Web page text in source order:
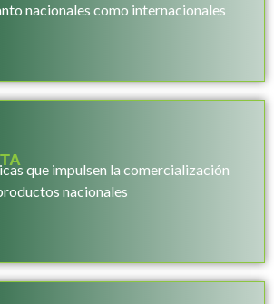
nacionales como internacionales
que impulsen la comercialización
nacionales